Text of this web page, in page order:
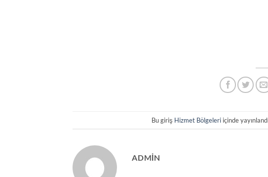
Bu giriş Hizmet Bölgeleri içinde
ADMIN